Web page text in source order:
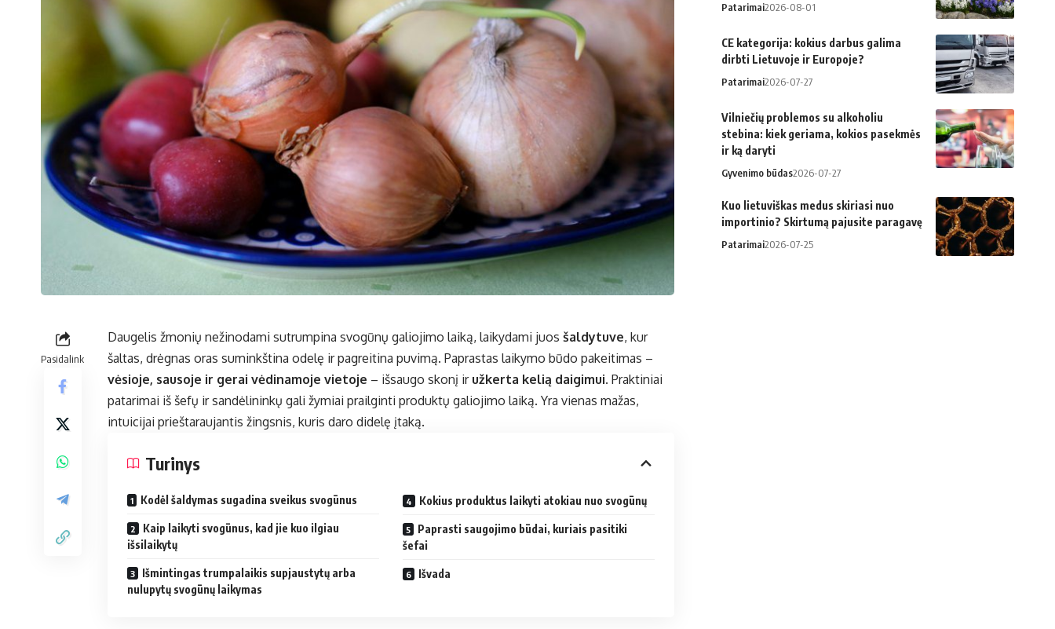
Pasidalink
Daugelis žmonių nežinodami sutrumpina svogūnų galiojimo laiką, laikydami juos šaldytuve, kur
šaltas, drėgnas oras suminkština odelę ir pagreitina puvimą. Paprastas laikymo būdo pakeitimas –
vėsioje, sausoje ir gerai vėdinamoje vietoje – išsaugo skonį ir užkerta kelią daigimui. Praktiniai
patarimai iš šefų ir sandėlininkų gali žymiai prailginti produktų galiojimo laiką. Yra vienas mažas,
intuicijai prieštaraujantis žingsnis, kuris daro didelę įtaką.
Turinys
Kodėl šaldymas sugadina sveikus svogūnus
Kaip laikyti svogūnus, kad jie kuo ilgiau
išsilaikytų
Išmintingas trumpalaikis supjaustytų arba
nulupytų svogūnų laikymas
Kokius produktus laikyti atokiau nuo svogūnų
Paprasti saugojimo būdai, kuriais pasitiki
šefai
Išvada
Patarimai2026-08-01
CE kategorija: kokius darbus galima
dirbti Lietuvoje ir Europoje?
Patarimai2026-07-27
Vilniečių problemos su alkoholiu
stebina: kiek geriama, kokios pasekmės
ir ką daryti
Gyvenimo būdas2026-07-27
Kuo lietuviškas medus skiriasi nuo
importinio? Skirtumą pajusite paragavę
Patarimai2026-07-25